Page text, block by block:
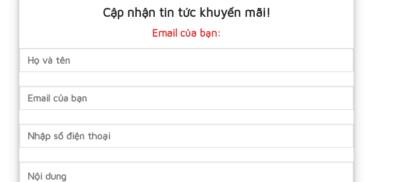
Cập nhận tin tức khuyến mãi!
Email của bạn: